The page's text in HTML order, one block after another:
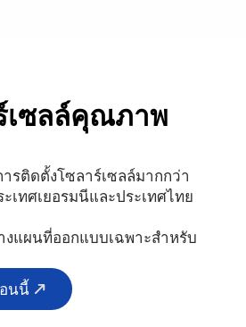
เซลล์คุณภาพ
รติดตั้งโซลาร์เซลล์มากกว่า
เทศเยอรมนีและประเทศไทย
งแผนที่ออกแบบเฉพาะสำหรับ
นนี้